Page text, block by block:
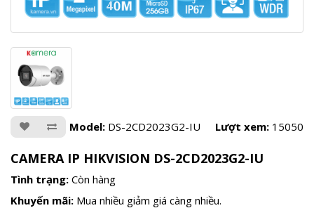
Model: DS-2CD2023G2-IU Lượt xem: 15050
CAMERA IP HIKVISION DS-2CD2023G2-IU
Tình trạng: Còn hàng
Khuyến mãi: Mua nhiều giảm giá càng nhiều.